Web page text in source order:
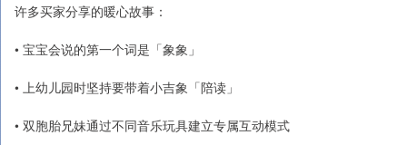
许多买家分享的暖心故事：
• 宝宝会说的第一个词是「象象」
• 上幼儿园时坚持要带着小吉象「陪读」
• 双胞胎兄妹通过不同音乐玩具建立专属互动模式